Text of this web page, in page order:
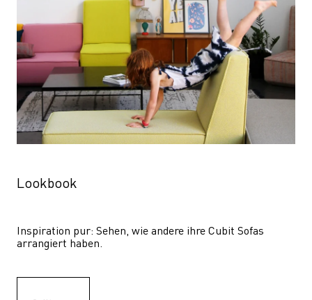
Lookbook
Inspiration pur: Sehen, wie andere ihre Cubit Sofas
arrangiert haben.